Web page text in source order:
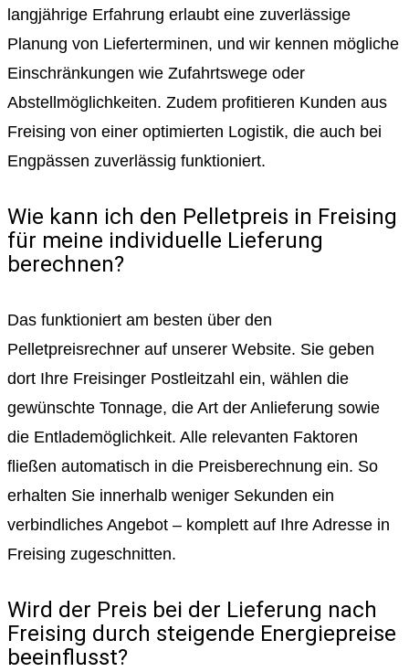
langjährige Erfahrung erlaubt eine zuverlässige
Planung von Lieferterminen, und wir kennen mögliche
Einschränkungen wie Zufahrtswege oder
Abstellmöglichkeiten. Zudem profitieren Kunden aus
Freising von einer optimierten Logistik, die auch bei
Engpässen zuverlässig funktioniert.
Wie kann ich den Pelletpreis in Freising
für meine individuelle Lieferung
berechnen?
Das funktioniert am besten über den
Pelletpreisrechner auf unserer Website. Sie geben
dort Ihre Freisinger Postleitzahl ein, wählen die
gewünschte Tonnage, die Art der Anlieferung sowie
die Entlademöglichkeit. Alle relevanten Faktoren
fließen automatisch in die Preisberechnung ein. So
erhalten Sie innerhalb weniger Sekunden ein
verbindliches Angebot – komplett auf Ihre Adresse in
Freising zugeschnitten.
Wird der Preis bei der Lieferung nach
Freising durch steigende Energiepreise
beeinflusst?